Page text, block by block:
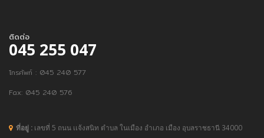
ติดต่อ
045 255 047
โทรศัพท์ : 045 240 577
Fax: 045 240 576
ที่อยู่ : เลขที่ 5 ถนน เเจ้งสนิท ตำบล ในเมือง อำเภอ เมือง อุบลราชธานี 34000